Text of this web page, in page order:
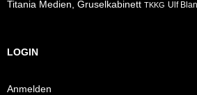
Titania Medien, Gruselkabinett TKKG Ulf
LOGIN
Anmelden